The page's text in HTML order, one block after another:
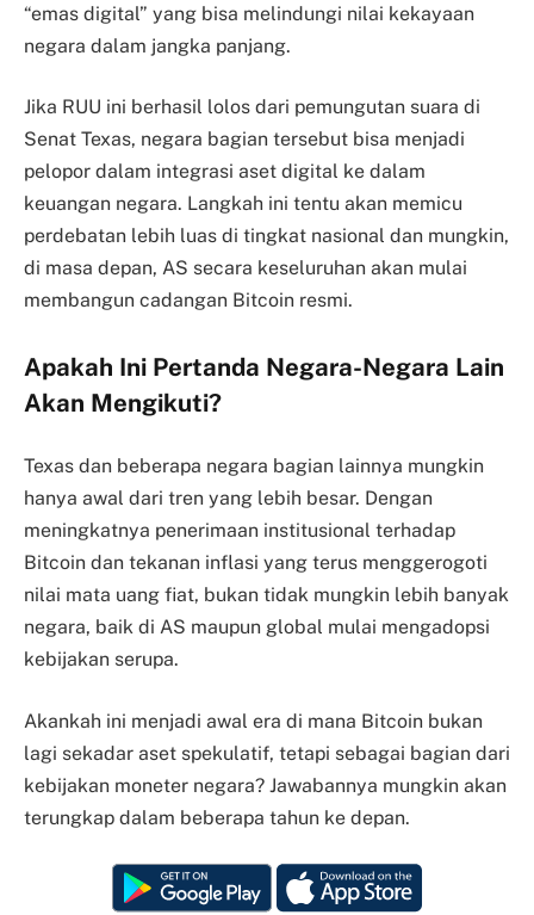
“emas digital” yang bisa melindungi nilai kekayaan
negara dalam jangka panjang.
Jika RUU ini berhasil lolos dari pemungutan suara di
Senat Texas, negara bagian tersebut bisa menjadi
pelopor dalam integrasi aset digital ke dalam
keuangan negara. Langkah ini tentu akan memicu
perdebatan lebih luas di tingkat nasional dan mungkin,
di masa depan, AS secara keseluruhan akan mulai
membangun cadangan Bitcoin resmi.
Apakah Ini Pertanda Negara-Negara Lain
Akan Mengikuti?
Texas dan beberapa negara bagian lainnya mungkin
hanya awal dari tren yang lebih besar. Dengan
meningkatnya penerimaan institusional terhadap
Bitcoin dan tekanan inflasi yang terus menggerogoti
nilai mata uang fiat, bukan tidak mungkin lebih banyak
negara, baik di AS maupun global mulai mengadopsi
kebijakan serupa.
Akankah ini menjadi awal era di mana Bitcoin bukan
lagi sekadar aset spekulatif, tetapi sebagai bagian dari
kebijakan moneter negara? Jawabannya mungkin akan
terungkap dalam beberapa tahun ke depan.